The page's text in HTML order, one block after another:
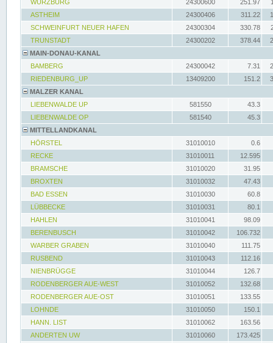
WÜRZBURG 24300600 251.97
ASTHEIM
24300406 311.22
SCHWEINFURT NEUER HAFEN
24300304 330.78
TRUNSTADT
24300202 378.44
MAIN-DONAU-KANAL
BAMBERG
24300042 7.31
RIEDENBURG_UP
13409200 151.2
MALZER KANAL
LIEBENWALDE UP
581550
43.3
LIEBENWALDE OP
581540
45.3
MITTELLANDKANAL
HÖRSTEL
31010010
0.6
RECKE
31010011
12.595
BRAMSCHE
31010020
31.95
BROXTEN
31010032
47.43
BAD ESSEN
31010030
60.8
LÜBBECKE
31010031
80.1
HAHLEN
31010041
98.09
BERENBUSCH
31010042
106.732
WARBER GRABEN
31010040
111.75
RUSBEND
31010043
112.16
NIENBRÜGGE
31010044
126.7
RODENBERGER AUE-WEST
31010052
132.68
RODENBERGER AUE-OST
31010051
133.55
LOHNDE
31010050
150.1
HANN. LIST
31010062
163.56
ANDERTEN UW
31010060
173.425